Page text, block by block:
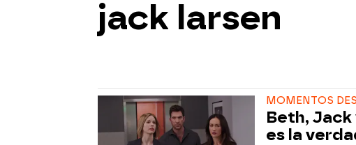
jack larsen
MOMENTOS
Beth, Jack
es la